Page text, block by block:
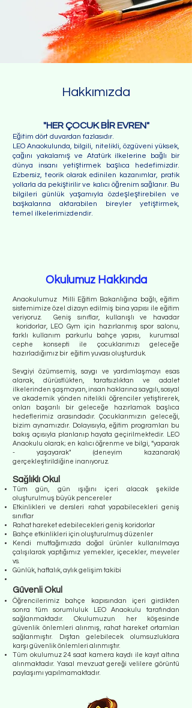
Hakkımızda
"HER ÇOCUK BİR EVREN"
Eğitim dört duvardan fazlasıdır.
LEO Anaokulunda, bilgili, nitelikli, özgüveni yüksek,
çağını yakalamış ve Atatürk ilkelerine bağlı bir
dünya insanı yetiştirmek başlıca hedefimizdir.
Ezbersiz, teorik olarak edinilen kazanımlar, pratik
yollarla da pekiştirilir ve kalıcı öğrenim sağlanır. Bu
bilgileri günlük yaşamıyla özdeşleştirebilen ve
başkalarına aktarabilen bireyler yetiştirmek,
temel ilkelerimizdendir.
Okulumuz Hakkında
Anaokulumuz Milli Eğitim Bakanlığına bağlı, eğitim
sistemimize özel dizayn edilmiş bina yapısı ile eğitim
veriyoruz. Geniş sınıflar, kullanışlı ve havadar
koridorlar, LEO Gym için hazırlanmış spor salonu,
farklı kullanım parkurlu bahçe yapısı, kurumsal
cephe konsepti ile çocuklarımızı geleceğe
hazırladığımız bir eğitim yuvası oluşturduk.
Sevgiyi özümsemiş, saygı ve yardımlaşmayı esas
alarak, dürüstlükten, tarafsızlıktan ve adalet
ilkelerinden şaşmayan, insan haklarına saygılı, sosyal
ve akademik yönden nitelikli öğrenciler yetiştirerek,
onları başarılı bir geleceğe hazırlamak başlıca
hedeflerimiz arasındadır. Çocuklarımızın geleceği,
bizim aynamızdır. Dolayısıyla, eğitim programları bu
bakış açısıyla planlanıp hayata geçirilmektedir. LEO
Anaokulu olarak; en kalıcı öğrenme ve bilgi, “yaparak
- yaşayarak" (deneyim kazanarak)
gerçekleştirildiğine inanıyoruz.
Sağlıklı Okul
Tüm gün, gün ışığını içeri alacak şekilde
oluşturulmuş büyük pencereler
Etkinlikleri ve dersleri rahat yapabilecekleri geniş
sınıflar
Rahat hareket edebilecekleri geniş koridorlar
Bahçe etkinlikleri için oluşturulmuş düzenler
Kendi mutfağımızda doğal ürünler kullanılmaya
çalışılarak yaptığımız yemekler, içecekler, meyveler
vs.
Günlük, haftalık, aylık gelişim takibi
Güvenli Okul
Öğrencilerimiz bahçe kapısından içeri girdikten
sonra tüm sorumluluk LEO Anaokulu​ tarafından
sağlanmaktadır. Okulumuzun her köşesinde
güvenlik önlemleri alınmış, rahat hareket ortamları
sağlanmıştır. Dıştan gelebilecek olumsuzluklara
karşı güvenlik önlemleri alınmıştır.​
Tüm okulumuz 24 saat kamera kaydı ile kayıt altına
alınmaktadır. Yasal mevzuat gereği velilere görüntü
paylaşımı yapılmamaktadır.